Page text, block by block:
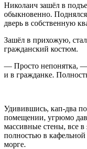
Николаич зашёл в
обыкновенно.
дверь в собственную
Зашёл в прихожую,
гражданский костюм.
— Просто непонятка,
и в гражданке.
Удивившись, кап-два
помещении, угрюмо
массивные стены, все в
полностью в
морге.